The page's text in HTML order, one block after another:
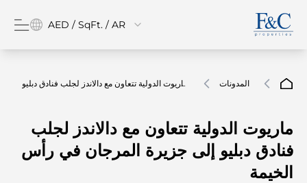
AED / SqFt. / AR
المدونات
ماريوت الدولية تتعاون مع دالاندز لجلب فنادق دبليو
ماريوت الدولية تتعاون مع دالاندز لجلب
فنادق دبليو إلى جزيرة المرجان في رأس
الخيمة